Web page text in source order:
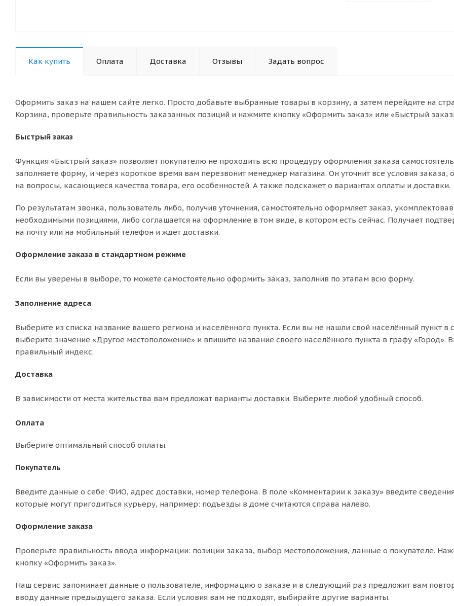
Как купить Оплата Доставка Отзывы Задать вопрос
Оформить заказ на нашем сайте легко. Просто добавьте выбранные товары в корзину, а затем перейдите на
Корзина, проверьте правильность заказанных позиций и нажмите кнопку «Оформить заказ» или «Быстрый
Быстрый заказ
Функция «Быстрый заказ» позволяет покупателю не проходить всю процедуру оформления заказа
заполняете форму, и через короткое время вам перезвонит менеджер магазина. Он уточнит все условия заказа,
на вопросы, касающиеся качества товара, его особенностей. А также подскажет о вариантах оплаты и доставки.
По результатам звонка, пользователь либо, получив уточнения, самостоятельно оформляет заказ,
необходимыми позициями, либо соглашается на оформление в том виде, в котором есть сейчас. Получает
на почту или на мобильный телефон и ждёт доставки.
Оформление заказа в стандартном режиме
Если вы уверены в выборе, то можете самостоятельно оформить заказ, заполнив по этапам всю форму.
Заполнение адреса
Выберите из списка название вашего региона и населённого пункта. Если вы не нашли свой населённый пункт в
выберите значение «Другое местоположение» и впишите название своего населённого пункта в графу «Город».
правильный индекс.
Доставка
В зависимости от места жительства вам предложат варианты доставки. Выберите любой удобный способ.
Оплата
Выберите оптимальный способ оплаты.
Покупатель
Введите данные о себе: ФИО, адрес доставки, номер телефона. В поле «Комментарии к заказу» введите
которые могут пригодиться курьеру, например: подъезды в доме считаются справа налево.
Оформление заказа
Проверьте правильность ввода информации: позиции заказа, выбор местоположения, данные о покупателе.
кнопку «Оформить заказ».
Наш сервис запоминает данные о пользователе, информацию о заказе и в следующий раз предложит вам
вводу данные предыдущего заказа. Если условия вам не подходят, выбирайте другие варианты.